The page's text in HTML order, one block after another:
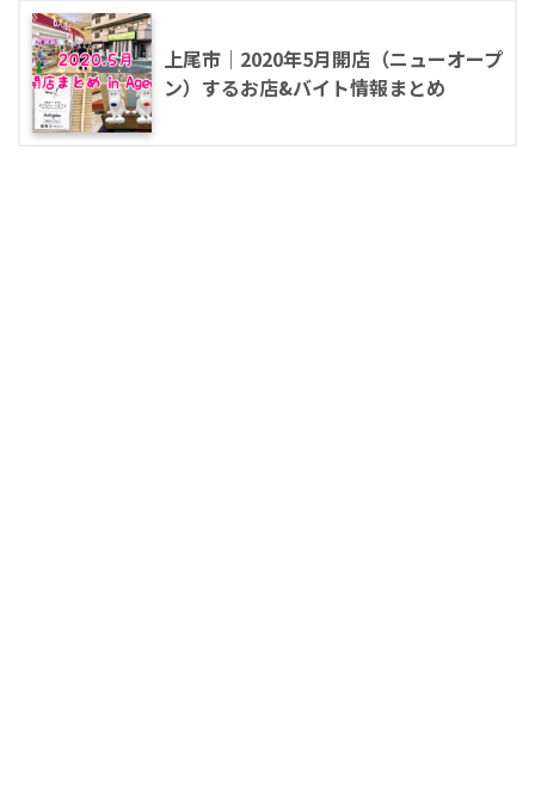
上尾市｜2020年5月開店（ニューオープ
ン）するお店&バイト情報まとめ